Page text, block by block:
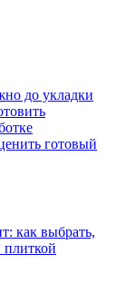
до укладки
готовый
как выбрать,
плиткой